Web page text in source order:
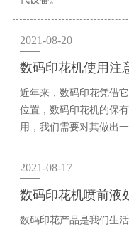
2021-08-20
数码印花机使用注
近年来，数码印花凭借
位置，数码印花机的保
用，我们需要对其做出一
2021-08-17
数码印花机喷前液
数码印花产品是我们生